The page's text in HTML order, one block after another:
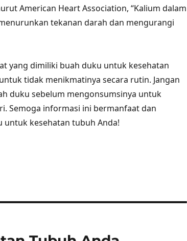
American Heart Association, “Kalium dalam
tekanan darah dan mengurangi
yang dimiliki buah duku untuk kesehatan
tidak menikmatinya secara rutin. Jangan
duku sebelum mengonsumsinya untuk
Semoga informasi ini bermanfaat dan
kesehatan tubuh Anda!